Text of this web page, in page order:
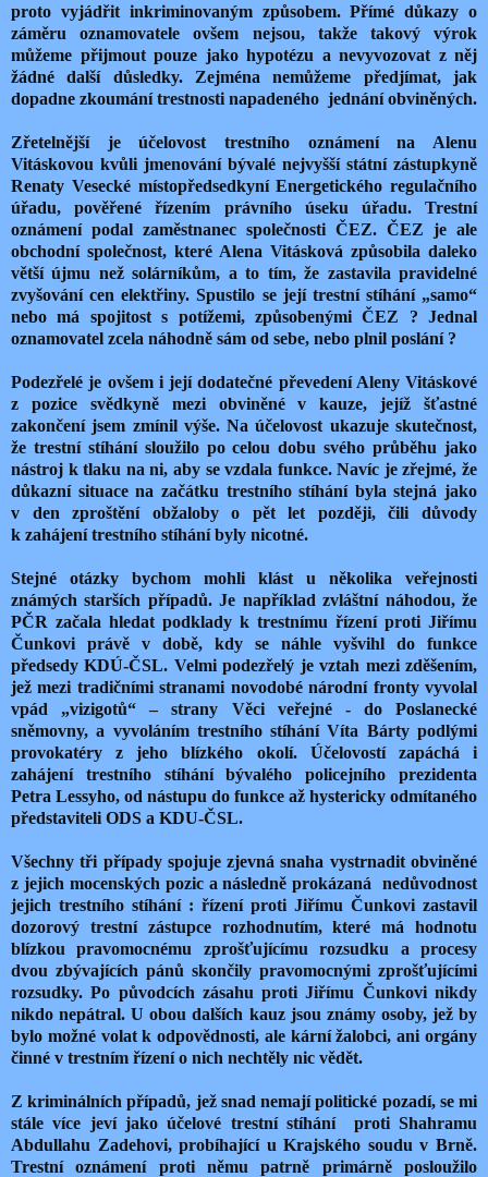
proto vyjádřit inkriminovaným způsobem. Přímé důkazy o
záměru oznamovatele ovšem nejsou, takže takový výrok
můžeme přijmout pouze jako hypotézu a nevyvozovat z něj
žádné další důsledky. Zejména nemůžeme předjímat, jak
dopadne zkoumání trestnosti napadeného jednání obviněných.
Zřetelnější je účelovost trestního oznámení na Alenu
Vitáskovou kvůli jmenování bývalé nejvyšší státní zástupkyně
Renaty Vesecké místopředsedkyní Energetického regulačního
úřadu, pověřené řízením právního úseku úřadu. Trestní
oznámení podal zaměstnanec společnosti ČEZ. ČEZ je ale
obchodní společnost, které Alena Vitásková způsobila daleko
větší újmu než solárníkům, a to tím, že zastavila pravidelné
zvyšování cen elektřiny. Spustilo se její trestní stíhání „samo“
nebo má spojitost s potížemi, způsobenými ČEZ ? Jednal
oznamovatel zcela náhodně sám od sebe, nebo plnil poslání ?
Podezřelé je ovšem i její dodatečné převedení Aleny Vitáskové
z pozice svědkyně mezi obviněné v kauze, jejíž šťastné
zakončení jsem zmínil výše. Na účelovost ukazuje skutečnost,
že trestní stíhání sloužilo po celou dobu svého průběhu jako
nástroj k tlaku na ni, aby se vzdala funkce. Navíc je zřejmé, že
důkazní situace na začátku trestního stíhání byla stejná jako
v den zproštění obžaloby o pět let později, čili důvody
k zahájení trestního stíhání byly nicotné.
Stejné otázky bychom mohli klást u několika veřejnosti
známých starších případů. Je například zvláštní náhodou, že
PČR začala hledat podklady k trestnímu řízení proti Jiřímu
Čunkovi právě v době, kdy se náhle vyšvihl do funkce
předsedy KDÚ-ČSL. Velmi podezřelý je vztah mezi zděšením,
jež mezi tradičními stranami novodobé národní fronty vyvolal
vpád „vizigotů“ – strany Věci veřejné - do Poslanecké
sněmovny, a vyvoláním trestního stíhání Víta Bárty podlými
provokatéry z jeho blízkého okolí. Účelovostí zapáchá i
zahájení trestního stíhání bývalého policejního prezidenta
Petra Lessyho, od nástupu do funkce až hystericky odmítaného
představiteli ODS a KDU-ČSL.
Všechny tři případy spojuje zjevná snaha vystrnadit obviněné
z jejich mocenských pozic a následně prokázaná nedůvodnost
jejich trestního stíhání : řízení proti Jiřímu Čunkovi zastavil
dozorový trestní zástupce rozhodnutím, které má hodnotu
blízkou pravomocnému zprošťujícímu rozsudku a procesy
dvou zbývajících pánů skončily pravomocnými zprošťujícími
rozsudky. Po původcích zásahu proti Jiřímu Čunkovi nikdy
nikdo nepátral. U obou dalších kauz jsou známy osoby, jež by
bylo možné volat k odpovědnosti, ale kární žalobci, ani orgány
činné v trestním řízení o nich nechtěly nic vědět.
Z kriminálních případů, jež snad nemají politické pozadí, se mi
stále více jeví jako účelové trestní stíhání proti Shahramu
Abdullahu Zadehovi, probíhající u Krajského soudu v Brně.
Trestní oznámení proti němu patrně primárně posloužilo